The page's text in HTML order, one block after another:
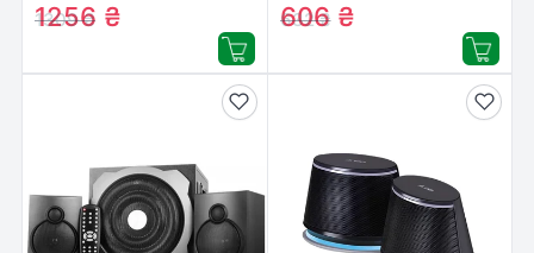
1309₴
1256 ₴ 632₴
606 ₴